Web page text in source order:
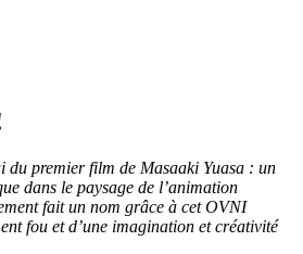
du premier film de Masaaki Yuasa : un
dans le paysage de l’animation
fait un nom grâce à cet OVNI
fou et d’une imagination et créativité